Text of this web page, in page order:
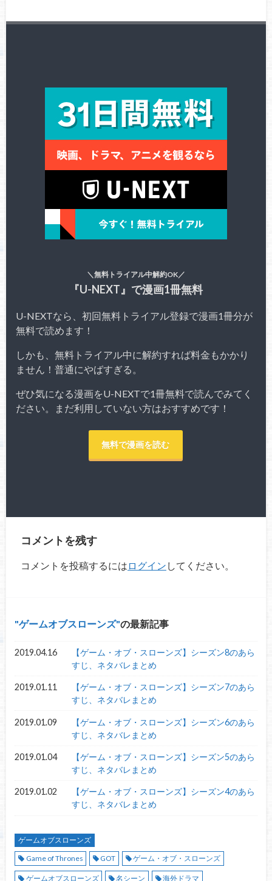
＼無料トライアル中解約OK／
『U-NEXT』で漫画1冊無料
U-NEXTなら、初回無料トライアル登録で漫画1冊分が
無料で読めます！
しかも、無料トライアル中に解約すれば料金もかかり
ません！普通にやばすぎる。
ぜひ気になる漫画をU-NEXTで1冊無料で読んでみてく
ださい。まだ利用していない方はおすすめです！
無料で漫画を読む
コメントを残す
コメントを投稿するには ログイン してください。
ゲームオブスローンズ の最新記事
2019.04.16
【ゲーム・オブ・スローンズ】シーズン8のあら
すじ、ネタバレまとめ
2019.01.11
【ゲーム・オブ・スローンズ】シーズン7のあら
すじ、ネタバレまとめ
2019.01.09
【ゲーム・オブ・スローンズ】シーズン6のあら
すじ、ネタバレまとめ
2019.01.04
【ゲーム・オブ・スローンズ】シーズン5のあら
すじ、ネタバレまとめ
2019.01.02
【ゲーム・オブ・スローンズ】シーズン4のあら
すじ、ネタバレまとめ
ゲームオブスローンズ
Game of Thrones
GOT ゲーム・オブ・スローンズ
ゲームオブスローンズ 名シーン 海外ドラマ